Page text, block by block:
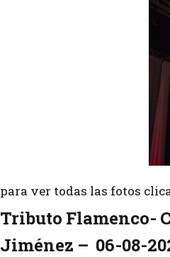
para ver todas las fotos
Tributo Flamenco-
Jiménez – 06-08-